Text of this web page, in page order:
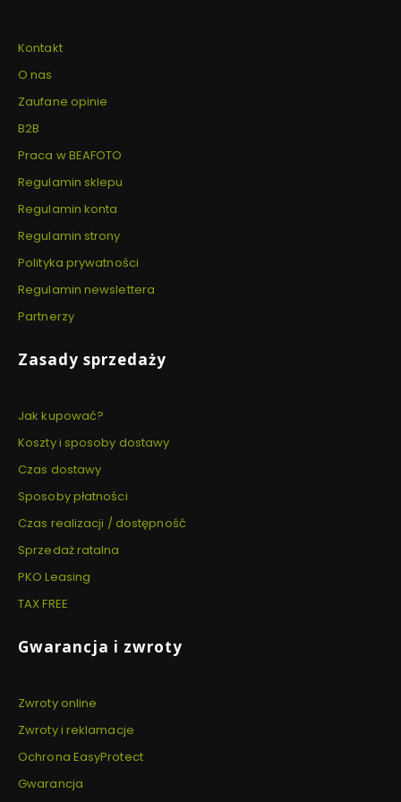
Kontakt
O nas
Zaufane opinie
B2B
Praca w BEAFOTO
Regulamin sklepu
Regulamin konta
Regulamin strony
Polityka prywatności
Regulamin newslettera
Partnerzy
Zasady sprzedaży
Jak kupować?
Koszty i sposoby dostawy
Czas dostawy
Sposoby płatności
Czas realizacji / dostępność
Sprzedaż ratalna
PKO Leasing
TAX FREE
Gwarancja i zwroty
Zwroty online
Zwroty i reklamacje
Ochrona EasyProtect
Gwarancja